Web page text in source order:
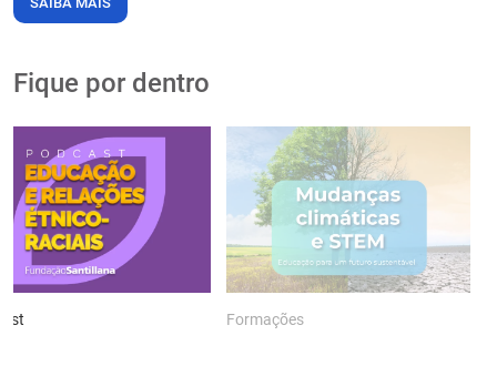
Fique por dentro
Formações